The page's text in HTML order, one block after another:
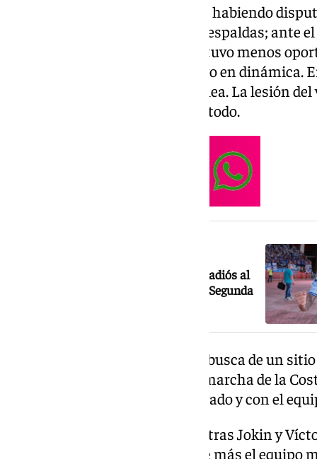
El central de 27 años se marcha habiendo
como titular, y con un gol a sus espaldas; ante
Funes al banquillo malacitano tuvo menos
2026 volvió al once y se mantuvo en dinámica.
jugó, estando por detrás de Galilea. La lesión
la puerta y ha acabado jugando todo.
Víctor García se marcha del Málaga: adiós al
autor del centro que dio el ascenso a Segunda
Montero aterrizó en Málaga en busca de un
contradictoria en el Racing. Se marcha de la
central que más partidos ha jugado y con el
Se trata de la tercera despedida tras Jokin y
parcela donde deberá reforzarse más el equipo